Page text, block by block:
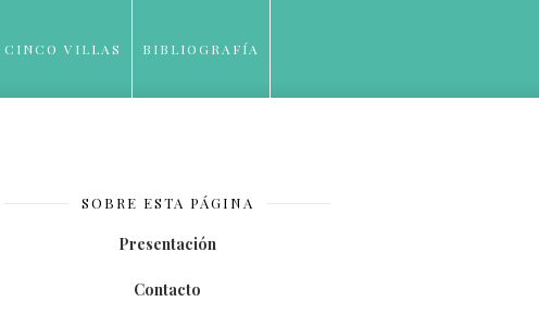
CINCO VILLAS BIBLIOGRAFÍA
SOBRE ESTA PÁGINA
Presentación
Contacto